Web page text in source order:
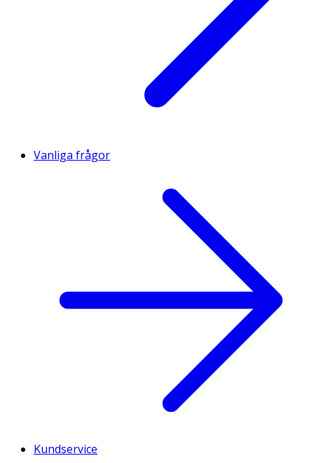
Vanliga frågor
Kundservice